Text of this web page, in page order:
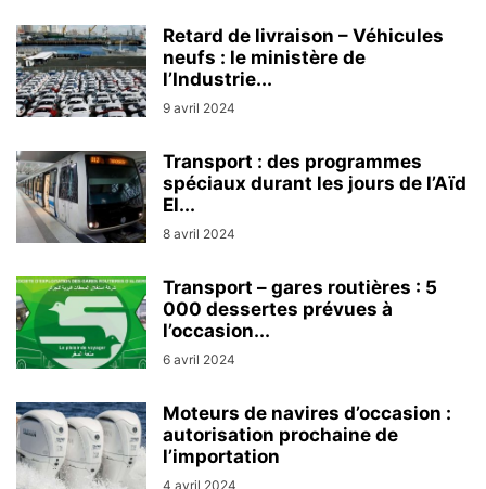
Retard de livraison – Véhicules
neufs : le ministère de
l’Industrie...
9 avril 2024
Transport : des programmes
spéciaux durant les jours de l’Aïd
El...
8 avril 2024
Transport – gares routières : 5
000 dessertes prévues à
l’occasion...
6 avril 2024
Moteurs de navires d’occasion :
autorisation prochaine de
l’importation
4 avril 2024